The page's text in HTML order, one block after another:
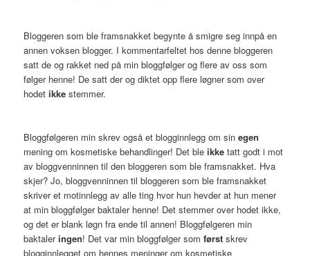
Bloggeren som ble framsnakket begynte å smigre seg innpå en
annen voksen blogger. I kommentarfeltet hos denne bloggeren
satt de og rakket ned på min bloggfølger og flere av oss som
følger henne! De satt der og diktet opp flere løgner som over
hodetikke stemmer.
Bloggfølgeren min skrev også et blogginnlegg om sinegen
mening om kosmetiske behandlinger! Det bleikke tatt godt i mot
av bloggvenninnen til den bloggeren som ble framsnakket. Hva
skjer? Jo, bloggvenninnen til bloggeren som ble framsnakket
skriver et motinnlegg av alle ting hvor hun hevder at hun mener
at min bloggfølger baktaler henne! Det stemmer over hodet ikke,
og det er blank løgn fra ende til annen! Bloggfølgeren min
baktaleringen! Det var min bloggfølger somførst skrev
blogginnlegget om hennes meninger om kosmetiske